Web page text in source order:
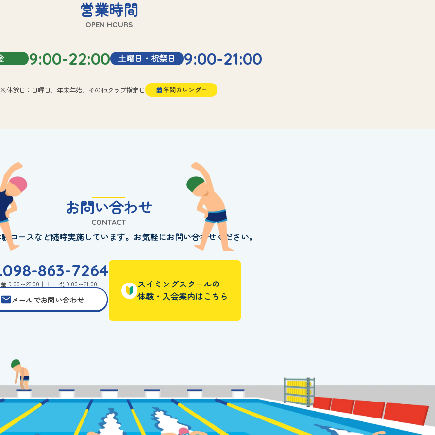
営業時間
OPEN HOURS
9:00-22:00 土曜日・祝祭日 9:00-21:00
※休館日：日曜日、年末年始、その他クラブ指定日 年間カレンダー
お問い合わせ
CONTACT
コースなど随時実施しています。お気軽にお問い合わせください。
863-7264
9:00～22:00｜土・祝 9:00～21:00
メールでお問い合わせ
スイミングスクールの
体験・入会案内はこちら